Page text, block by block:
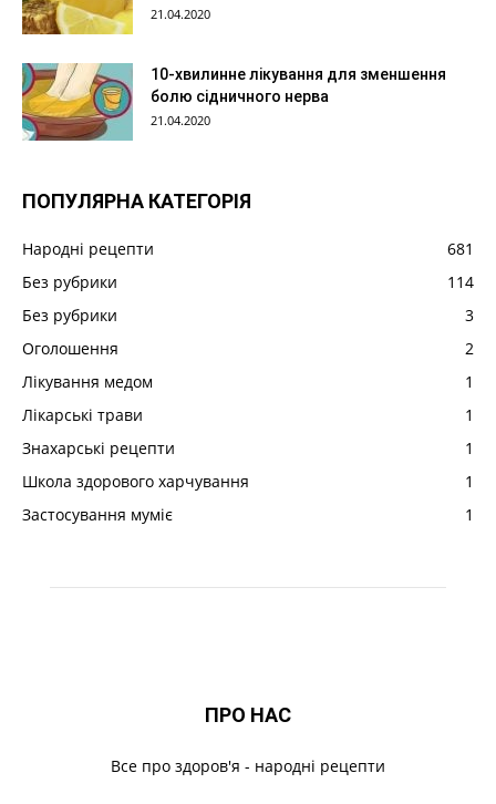
21.04.2020
10-хвилинне лікування для зменшення
болю сідничного нерва
21.04.2020
ПОПУЛЯРНА КАТЕГОРІЯ
Народні рецепти
681
Без рубрики
114
Без рубрики
3
Оголошення
2
Лікування медом
1
Лікарські трави
1
Знахарські рецепти
1
Школа здорового харчування
1
Застосування муміє
1
ПРО НАС
Все про здоров'я - народні рецепти